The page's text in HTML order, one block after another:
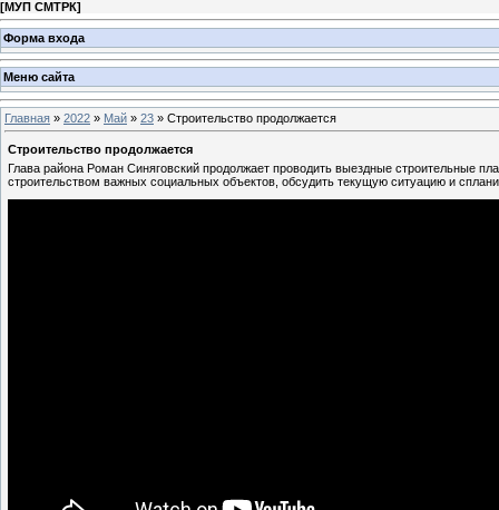
[МУП СМТРК]
Форма входа
Меню сайта
Главная » 2022 » Май » 23 » Строительство продолжается
Строительство продолжается
Глава района Роман Синяговский продолжает проводить выездные строительные
строительством важных социальных объектов, обсудить текущую ситуацию и